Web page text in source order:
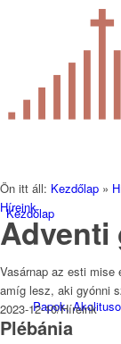
Kezdőlap
Papok,
Ön itt áll: Kezdőlap »
Híreink
Adventi
Vasárnap az esti mise
amíg lesz, aki gyónni
2023-12-10/Híreink
Plébánia